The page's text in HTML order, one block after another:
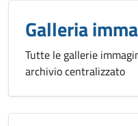
Galleria
Tutte le gallerie
archivio centralizzato